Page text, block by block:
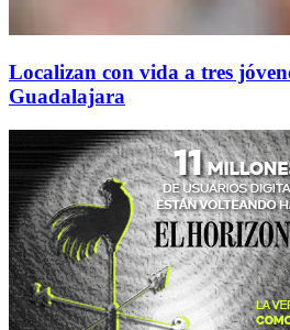
Localizan con vida a tres
Guadalajara